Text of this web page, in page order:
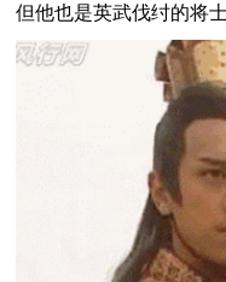
但他也是英武伐纣的将